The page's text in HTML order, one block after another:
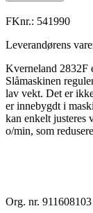
FKnr.: 541990
Leverandørens
Kverneland 2832F
Slåmaskinen
lav vekt. Det er
er innebygdt i
kan enkelt justeres
o/min, som
Org. nr. 911608103